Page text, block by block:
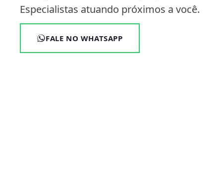
Especialistas atuando próximos a você.
FALE NO WHATSAPP